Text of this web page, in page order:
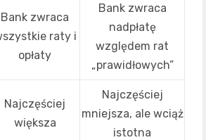
Bank zwraca
raty i
opłaty
Bank zwraca
nadpłatę
względem rat
„prawidłowych”
Najczęściej
większa
Najczęściej
mniejsza, ale wciąż
istotna